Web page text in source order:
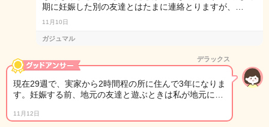
期に妊娠した別の友達とはたまに連絡とりますが、…
11月10日
ガジュマル
デラックス
現在29週で、実家から2時間程の所に住んで3年になりま
す。妊娠する前、地元の友達と遊ぶときは私が地元に…
11月12日